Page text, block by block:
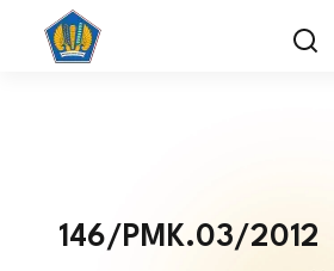
146/PMK.03/2012